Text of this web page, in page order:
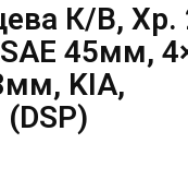
К/в, Хр.
45мм,
KIA,